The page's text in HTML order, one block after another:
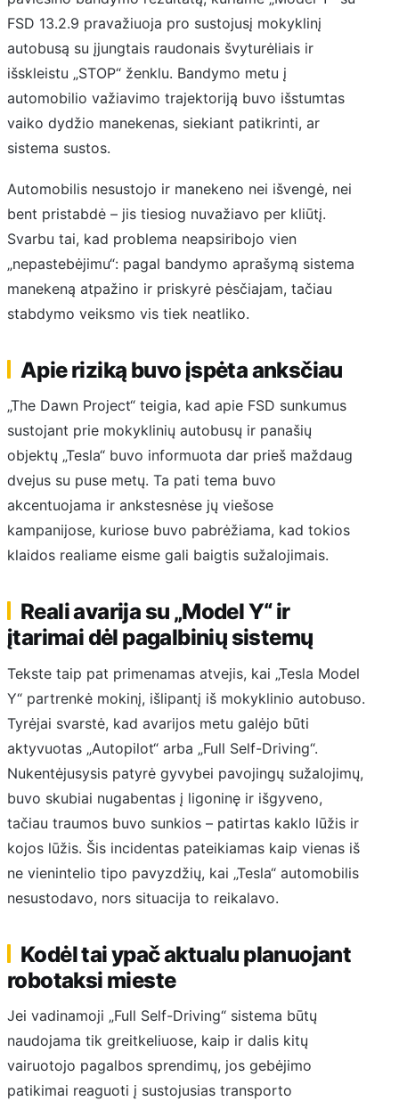
FSD 13.2.9 pravažiuoja pro sustojusį mokyklinį
autobusą su įjungtais raudonais švyturėliais ir
išskleistu „STOP“ ženklu. Bandymo metu į
automobilio važiavimo trajektoriją buvo išstumtas
vaiko dydžio manekenas, siekiant patikrinti, ar
sistema sustos.
Automobilis nesustojo ir manekeno nei išvengė, nei
bent pristabdė – jis tiesiog nuvažiavo per kliūtį.
Svarbu tai, kad problema neapsiribojo vien
„nepastebėjimu“: pagal bandymo aprašymą sistema
manekeną atpažino ir priskyrė pėsčiajam, tačiau
stabdymo veiksmo vis tiek neatliko.
Apie riziką buvo įspėta anksčiau
„The Dawn Project“ teigia, kad apie FSD sunkumus
sustojant prie mokyklinių autobusų ir panašių
objektų „Tesla“ buvo informuota dar prieš maždaug
dvejus su puse metų. Ta pati tema buvo
akcentuojama ir ankstesnėse jų viešose
kampanijose, kuriose buvo pabrėžiama, kad tokios
klaidos realiame eisme gali baigtis sužalojimais.
Reali avarija su „Model Y“ ir
įtarimai dėl pagalbinių sistemų
Tekste taip pat primenamas atvejis, kai „Tesla Model
Y“ partrenkė mokinį, išlipantį iš mokyklinio autobuso.
Tyrėjai svarstė, kad avarijos metu galėjo būti
aktyvuotas „Autopilot“ arba „Full Self-Driving“.
Nukentėjusysis patyrė gyvybei pavojingų sužalojimų,
buvo skubiai nugabentas į ligoninę ir išgyveno,
tačiau traumos buvo sunkios – patirtas kaklo lūžis ir
kojos lūžis. Šis incidentas pateikiamas kaip vienas iš
ne vienintelio tipo pavyzdžių, kai „Tesla“ automobilis
nesustodavo, nors situacija to reikalavo.
Kodėl tai ypač aktualu planuojant
robotaksi mieste
Jei vadinamoji „Full Self-Driving“ sistema būtų
naudojama tik greitkeliuose, kaip ir dalis kitų
vairuotojo pagalbos sprendimų, jos gebėjimo
patikimai reaguoti į sustojusias transporto